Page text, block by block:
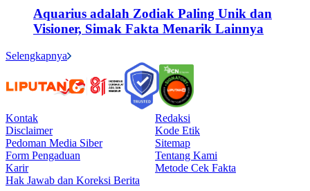
Aquarius adalah Zodiak Paling Unik dan
Visioner, Simak Fakta Menarik Lainnya
Selengkapnya
Kontak
Redaksi
Disclaimer
Kode Etik
Pedoman Media Siber
Sitemap
Form Pengaduan
Tentang Kami
Karir
Metode Cek Fakta
Hak Jawab dan Koreksi Berita